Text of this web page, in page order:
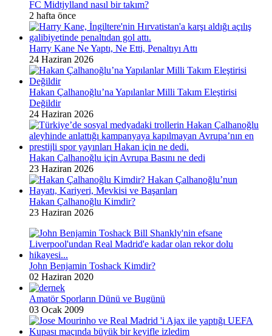
FC Midtjylland nasıl bir takım?
2 hafta önce
Harry Kane Ne Yaptı, Ne Etti, Penaltıyı Attı
24 Haziran 2026
Hakan Çalhanoğlu’na Yapılanlar Milli Takım Eleştirisi
Değildir
24 Haziran 2026
Hakan Çalhanoğlu için Avrupa Basını ne dedi
23 Haziran 2026
Hakan Çalhanoğlu Kimdir?
23 Haziran 2026
John Benjamin Toshack Kimdir?
02 Haziran 2020
Amatör Sporların Dünü ve Bugünü
03 Ocak 2009